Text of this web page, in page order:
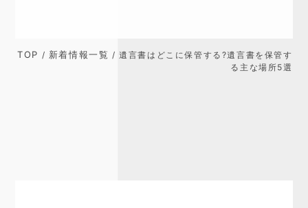
TOP / 新着情報一覧 / 遺言書はどこに保管する?遺言書を保管す
る主な場所5選